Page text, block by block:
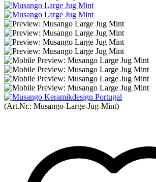
(Art.Nr.: Musango-Large-Jug-Mint)